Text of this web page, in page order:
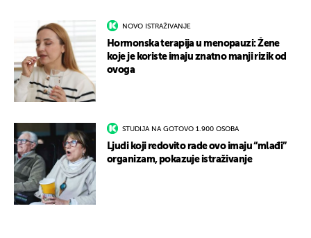
NOVO ISTRAŽIVANJE
Hormonska terapija u menopauzi: Žene
koje je koriste imaju znatno manji rizik od
ovoga
STUDIJA NA GOTOVO 1.900 OSOBA
Ljudi koji redovito rade ovo imaju “mlađi”
organizam, pokazuje istraživanje